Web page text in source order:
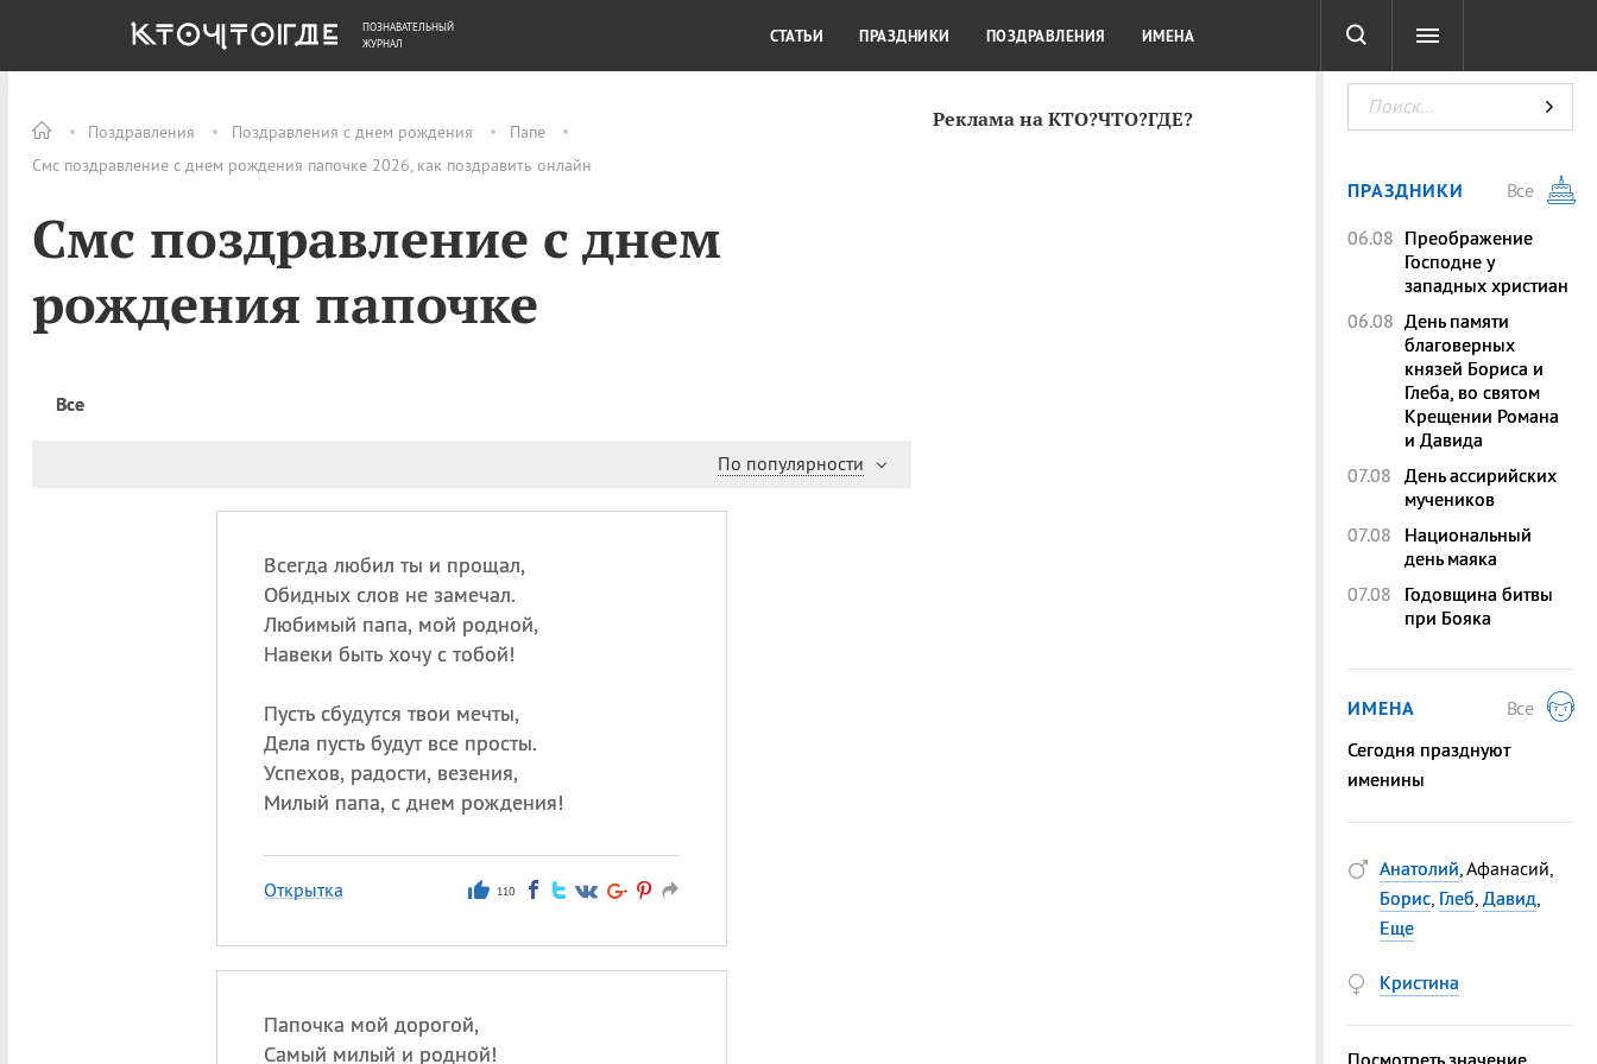
Поздравления Поздравления с днем рождения
Папе
Смс поздравление с днем рождения папочке 2026, как поздравить онлайн
Смс поздравление с днем
рождения папочке
Все
По популярности
Всегда любил ты и прощал,
Обидных слов не замечал.
Любимый папа, мой родной,
Навеки быть хочу с тобой!
Пусть сбудутся твои мечты,
Дела пусть будут все просты.
Успехов, радости, везения,
Милый папа, с днем рождения!
Открытка 110
Папочка мой дорогой,
Самый милый и родной!
Реклама на КТО?ЧТО?ГДЕ?
ОБЩЕСТВО ДЕНЬГИ КУЛЬТУРА КРАСОТА ТЕСТЫ
ПОЗНАВАТЕЛЬНЫЙ
ЖУРНАЛ
СТАТЬИ ПРАЗДНИКИ ПОЗДРАВЛЕНИЯ ИМЕНА
ПРАЗДНИКИ
Все
06.08 Преображение
Господне у
западных христиан
06.08 День памяти
благоверных
князей Бориса и
Глеба, во святом
Крещении Романа
и Давида
07.08 День ассирийских
мучеников
07.08
Национальный
день маяка
07.08
Годовщина битвы
при Бояка
ИМЕНА
Все
Сегодня празднуют
именины
Анатолий, Афанасий,
Борис, Глеб, Давид,
Еще
Кристина
Посмотреть значение